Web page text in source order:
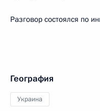
Разговор состоялся по
География
Украина